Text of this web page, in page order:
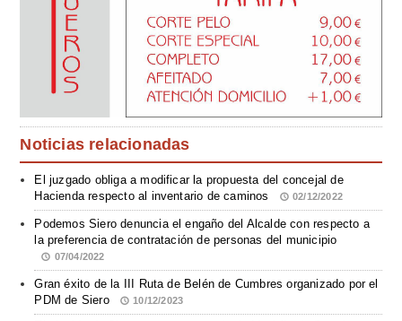
Noticias relacionadas
El juzgado obliga a modificar la propuesta del concejal de
Hacienda respecto al inventario de caminos
02/12/2022
Podemos Siero denuncia el engaño del Alcalde con respecto a
la preferencia de contratación de personas del municipio
07/04/2022
Gran éxito de la III Ruta de Belén de Cumbres organizado por el
PDM de Siero
10/12/2023